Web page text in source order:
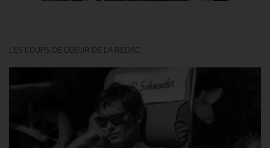
LES COUPS DE COEUR DE LA RÉDAC’